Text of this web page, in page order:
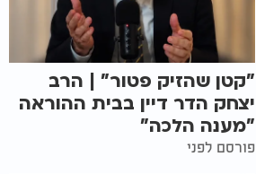
"קטן שהזיק פטור" | הרב
יצחק הדר דיין בבית ההוראה
"מענה הלכה"
פורסם לפני